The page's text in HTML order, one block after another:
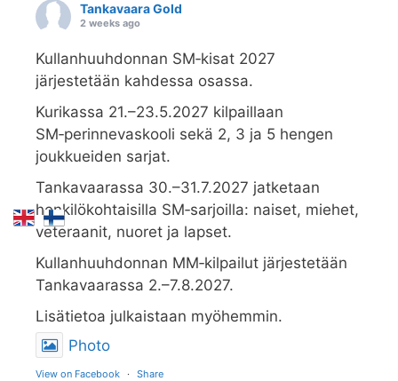
Tankavaara Gold
2 weeks ago
Kullanhuuhdonnan SM‑kisat 2027
järjestetään kahdessa osassa.
Kurikassa 21.–23.5.2027 kilpaillaan
SM‑perinnevaskooli sekä 2, 3 ja 5 hengen
joukkueiden sarjat.
Tankavaarassa 30.–31.7.2027 jatketaan
henkilökohtaisilla SM‑sarjoilla: naiset, miehet,
veteraanit, nuoret ja lapset.
Kullanhuuhdonnan MM‑kilpailut järjestetään
Tankavaarassa 2.–7.8.2027.
Lisätietoa julkaistaan myöhemmin.
Photo
View on Facebook · Share